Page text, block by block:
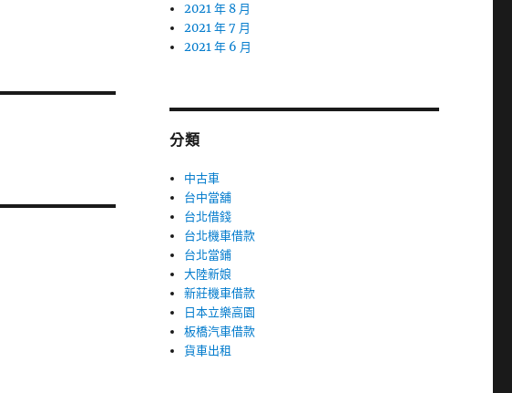
2021 年 8 月
2021 年 7 月
2021 年 6 月
分類
中古車
台中當舖
台北借錢
台北機車借款
台北當鋪
大陸新娘
新莊機車借款
日本立樂高園
板橋汽車借款
貨車出租